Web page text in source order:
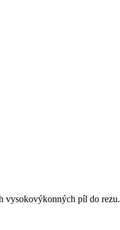
vysokovýkonných píl do rezu.